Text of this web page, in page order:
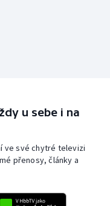
u sebe i na
ve své chytré televizi
přenosy, články a